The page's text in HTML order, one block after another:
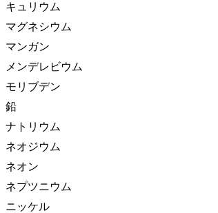
キュリウム
マグネシウム
マンガン
メンデレビウム
モリブデン
鉛
ナトリウム
ネオジウム
ネオン
ネプツニウム
ニッケル